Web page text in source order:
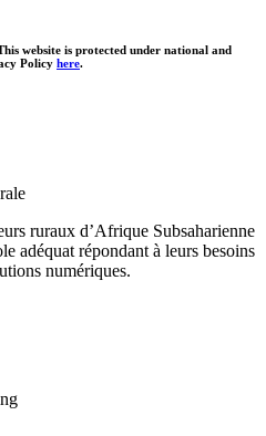
website is protected under national and
Policy here.
ruraux d’Afrique Subsaharienne
adéquat répondant à leurs besoins
numériques.